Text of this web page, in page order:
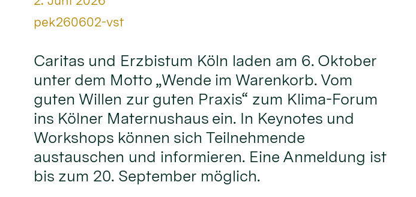
Von:
pek260602-vst
Caritas und Erzbistum Köln laden am 6. Oktober
unter dem Motto „Wende im Warenkorb. Vom
guten Willen zur guten Praxis“ zum Klima-Forum
ins Kölner Maternushaus ein. In Keynotes und
Workshops können sich Teilnehmende
austauschen und informieren. Eine Anmeldung ist
bis zum 20. September möglich.